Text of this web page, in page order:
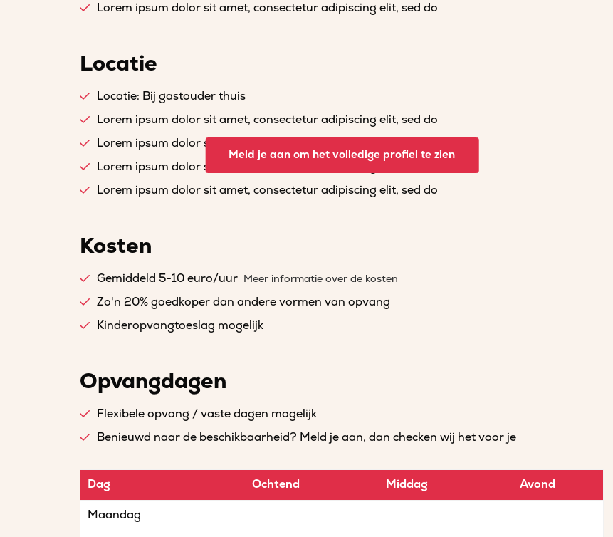
Lorem ipsum dolor sit amet, consectetur adipiscing elit, sed do
Locatie
Locatie: Bij gastouder thuis
Lorem ipsum dolor sit amet, consectetur adipiscing elit, sed do
Lorem ipsum dolor sit amet, consectetur adipiscing elit, sed do
Lorem ipsum dolor sit amet, consectetur adipiscing elit, sed do
Lorem ipsum dolor sit amet, consectetur adipiscing elit, sed do
Meld je aan om het volledige profiel te zien
Kosten
Gemiddeld 5-10 euro/uur Meer informatie over de kosten
Zo'n 20% goedkoper dan andere vormen van opvang
Kinderopvangtoeslag mogelijk
Opvangdagen
Flexibele opvang / vaste dagen mogelijk
Benieuwd naar de beschikbaarheid? Meld je aan, dan checken wij het voor je
Dag Ochtend Middag Avond
Maandag